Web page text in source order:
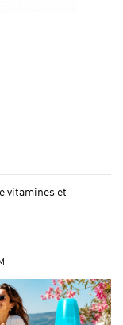
vitamines et